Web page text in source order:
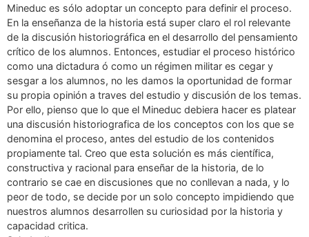
Mineduc es sólo adoptar un concepto para definir el proceso.
En la enseñanza de la historia está super claro el rol relevante
de la discusión historiográfica en el desarrollo del pensamiento
crítico de los alumnos. Entonces, estudiar el proceso histórico
como una dictadura ó como un régimen militar es cegar y
sesgar a los alumnos, no les damos la oportunidad de formar
su propia opinión a traves del estudio y discusión de los temas.
Por ello, pienso que lo que el Mineduc debiera hacer es platear
una discusión historiografica de los conceptos con los que se
denomina el proceso, antes del estudio de los contenidos
propiamente tal. Creo que esta solución es más científica,
constructiva y racional para enseñar de la historia, de lo
contrario se cae en discusiones que no conllevan a nada, y lo
peor de todo, se decide por un solo concepto impidiendo que
nuestros alumnos desarrollen su curiosidad por la historia y
capacidad critica.